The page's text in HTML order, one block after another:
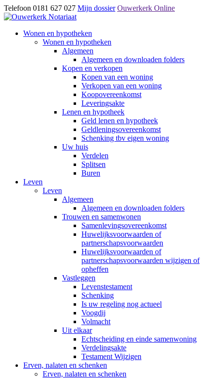
Telefoon 0181 627 027 Mijn dossier Ouwerkerk Online
Wonen en hypotheken
Wonen en hypotheken
Algemeen
Algemeen en downloaden folders
Kopen en verkopen
Kopen van een woning
Verkopen van een woning
Koopovereenkomst
Leveringsakte
Lenen en hypotheek
Geld lenen en hypotheek
Geldleningsovereenkomst
Schenking tbv eigen woning
Uw huis
Verdelen
Splitsen
Buren
Leven
Leven
Algemeen
Algemeen en downloaden folders
Trouwen en samenwonen
Samenlevingsovereenkomst
Huwelijksvoorwaarden of
partnerschapsvoorwaarden
Huwelijksvoorwaarden of
partnerschapsvoorwaarden wijzigen of
opheffen
Vastleggen
Levenstestament
Schenking
Is uw regeling nog actueel
Voogdij
Volmacht
Uit elkaar
Echtscheiding en einde samenwoning
Verdelingsakte
Testament Wijzigen
Erven, nalaten en schenken
Erven, nalaten en schenken